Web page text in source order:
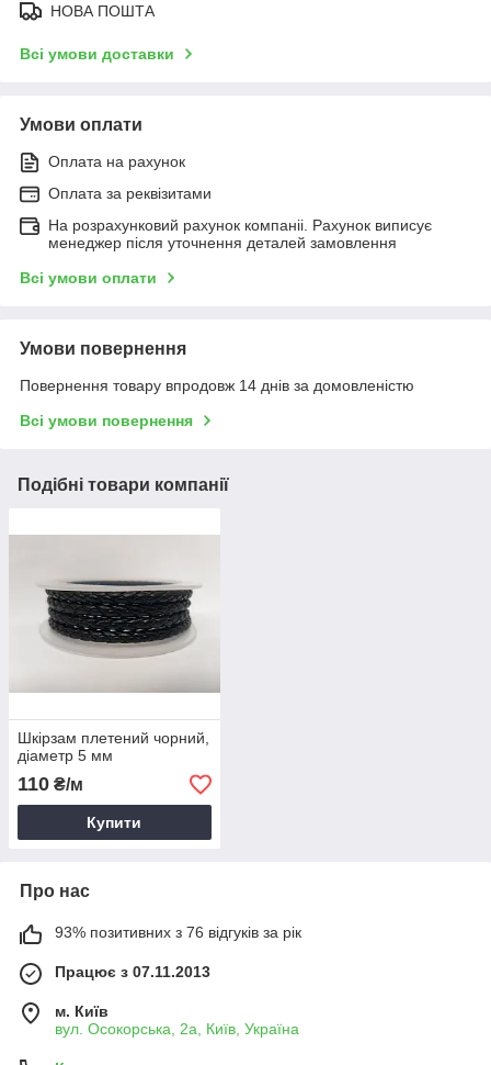
НОВА ПОШТА
Всі умови доставки
Умови оплати
Оплата на рахунок
Оплата за реквізитами
На розрахунковий рахунок компаніі. Рахунок виписує
менеджер після уточнення деталей замовлення
Всі умови оплати
Умови повернення
Повернення товару впродовж 14 днів за домовленістю
Всі умови повернення
Подібні товари компанії
Шкірзам плетений чорний,
діаметр 5 мм
110 ₴/м
Купити
Про нас
93% позитивних з 76 відгуків за рік
Працює з 07.11.2013
м. Київ
вул. Осокорська, 2а, Київ, Україна